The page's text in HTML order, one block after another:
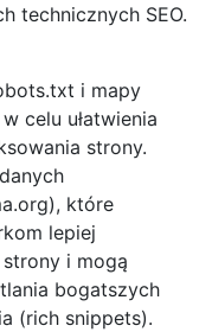
technicznych SEO.
i mapy
celu ułatwienia
strony.
które
lepiej
i mogą
bogatszych
(rich snippets).